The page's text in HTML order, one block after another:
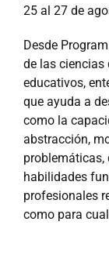
25 al 27 de
Desde
de las ciencias
educativos,
que ayuda a
como la
abstracción,
problemáticas,
habilidades
profesionales
como para